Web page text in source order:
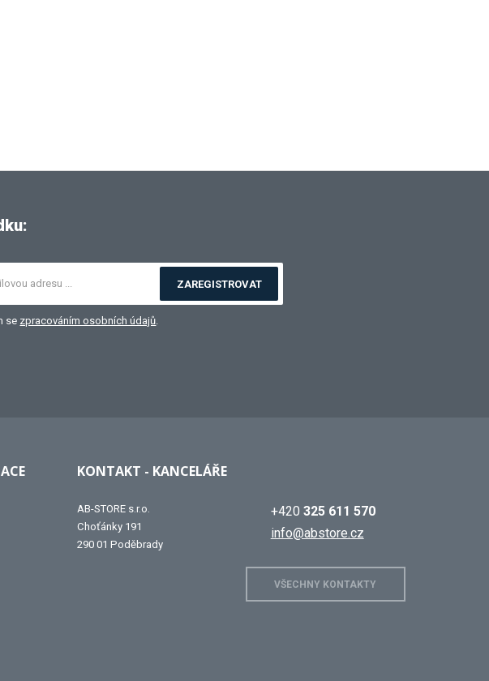
ZAREGISTROVAT
se zpracováním osobních údajů
KONTAKT - KANCELÁŘE
AB-STORE s.r.o.
Choťánky 191
290 01 Poděbrady
+420 325 611 570
info@abstore.cz
VŠECHNY KONTAKTY